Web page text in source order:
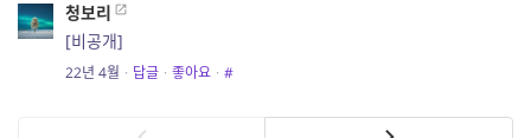
청보리
[비공개]
22년 4월 · 답글 · 좋아요 · #